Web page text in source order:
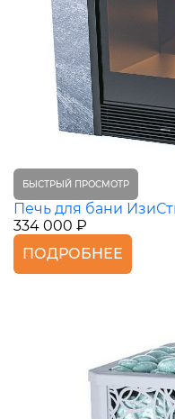
БЫСТРЫЙ ПРОСМОТР
Печь для бани
334 000 ₽
ПОДРОБНЕЕ